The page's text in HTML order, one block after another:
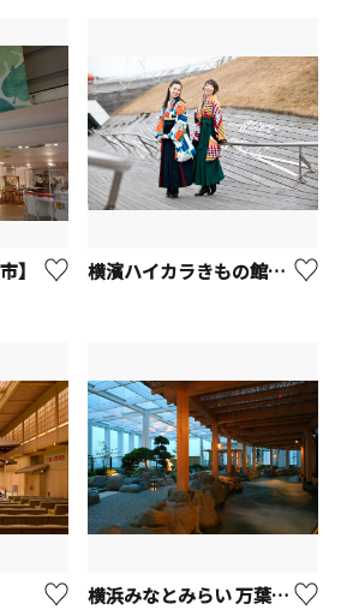
】 横濱ハイカラきもの館【横浜市】
横浜みなとみらい 万葉倶楽部